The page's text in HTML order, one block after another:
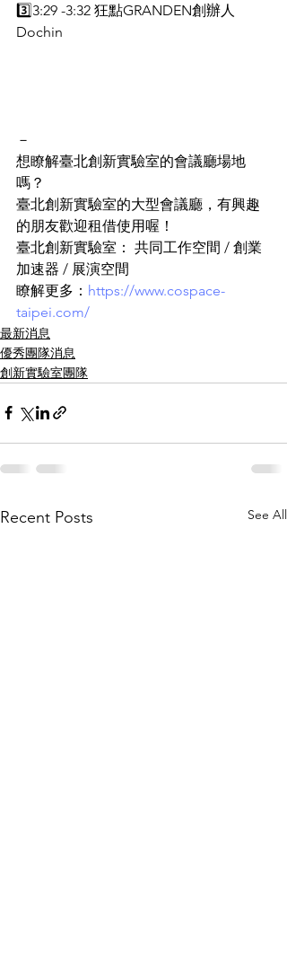
3️⃣3:29 -3:32 狂點GRANDEN創辦人
Dochin
－
想瞭解臺北創新實驗室的會議廳場地
嗎？
臺北創新實驗室的大型會議廳，有興趣
的朋友歡迎租借使用喔！
臺北創新實驗室： 共同工作空間 / 創業
加速器 / 展演空間​
瞭解更多： https://www.cospace-
taipei.com/
最新消息
優秀團隊消息
創新實驗室團隊
Recent Posts See All